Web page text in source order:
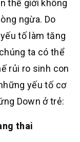
thế giới không
ngừa. Do
tố làm tăng
ta có thể
rủi ro sinh con
yếu tố cơ
Down ở trẻ:
thai